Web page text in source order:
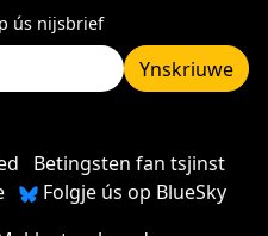
ús nijsbrief
Ynskriuwe
Betingsten fan tsjinst
Folgje ús op BlueSky